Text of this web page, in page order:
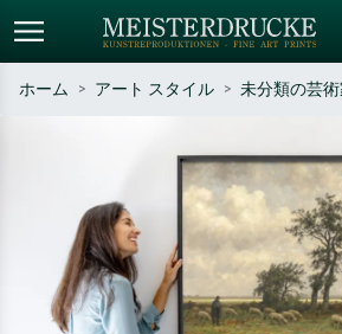
作家名・作品名・スタイルで検索
– 例：モネ、星月夜、印象派、北
斎の波、ヌード。
シーン
緑の草
油絵、
ホーム アート スタイル 未分類の芸術